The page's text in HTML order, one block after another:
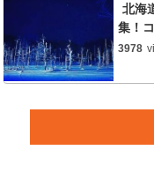
北海
集！
3978